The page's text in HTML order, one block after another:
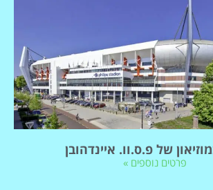
של פ.ס.וו. איינדהובן
פרטים נוספים »